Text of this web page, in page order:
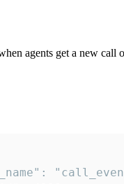
agents get a new call